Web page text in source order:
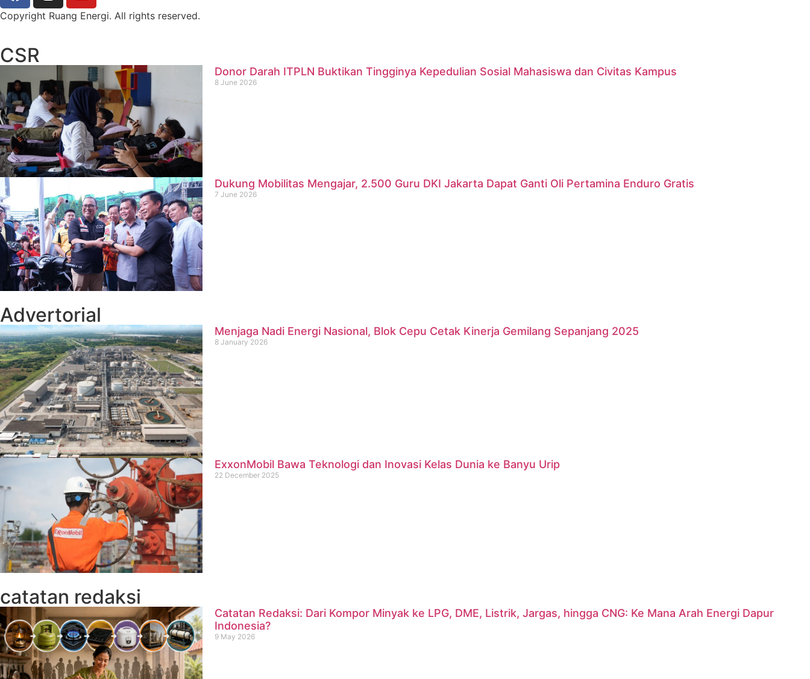
Copyright Ruang Energi. All rights reserved.
CSR
Donor Darah ITPLN Buktikan Tingginya Kepedulian Sosial Mahasiswa dan Civitas Kampus
8 June 2026
Dukung Mobilitas Mengajar, 2.500 Guru DKI Jakarta Dapat Ganti Oli Pertamina Enduro Gratis
7 June 2026
Advertorial
Menjaga Nadi Energi Nasional, Blok Cepu Cetak Kinerja Gemilang Sepanjang 2025
8 January 2026
ExxonMobil Bawa Teknologi dan Inovasi Kelas Dunia ke Banyu Urip
22 December 2025
catatan redaksi
Catatan Redaksi: Dari Kompor Minyak ke LPG, DME, Listrik, Jargas, hingga CNG: Ke Mana Arah Energi Dapur
Indonesia?
9 May 2026